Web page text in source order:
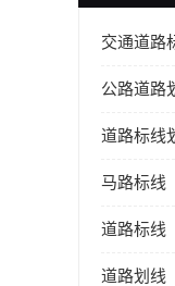
交通道路
公路道路
道路标线
马路标线
道路标线
道路划线